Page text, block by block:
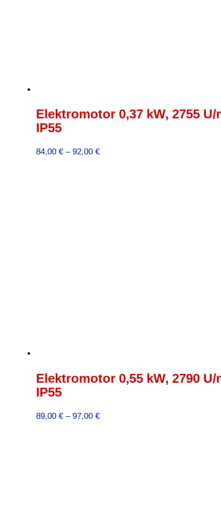
Elektromotor 0,37 kW, 2755 U/
IP55
84,00 € – 92,00 €Preisspanne:
Elektromotor 0,55 kW, 2790 U/
IP55
89,00 € – 97,00 €Preisspanne: